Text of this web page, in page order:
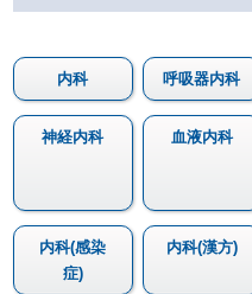
内科 呼吸器内科
神経内科 血液内科
内科(感染
症)
内科(漢方)